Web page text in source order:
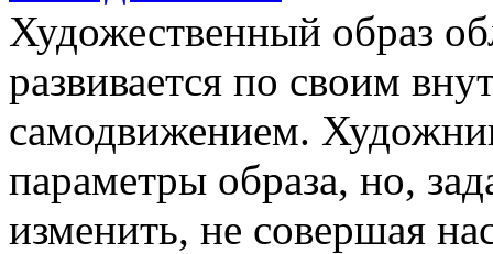
Художественный образ
развивается по своим
самодвижением.
параметры образа, но,
изменить, не совершая